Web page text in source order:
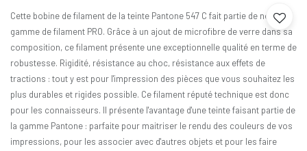
Cette bobine de filament de la teinte Pantone 547 C fait partie de notre
gamme de filament PRO. Grâce à un ajout de microfibre de verre dans sa
composition, ce filament présente une exceptionnelle qualité en terme de
robustesse. Rigidité, résistance au choc, résistance aux effets de
tractions : tout y est pour l'impression des pièces que vous souhaitez les
plus durables et rigides possible. Ce filament réputé technique est donc
pour les connaisseurs. Il présente l'avantage d'une teinte faisant partie de
la gamme Pantone : parfaite pour maitriser le rendu des couleurs de vos
impressions, pour les associer avec d'autres objets et pour les faire